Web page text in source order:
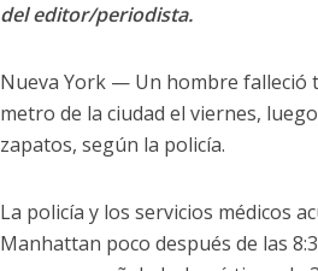
del editor/periodista.
Nueva York — Un hombre falleció
metro de la ciudad el viernes,
zapatos, según la policía.
La policía y los servicios médicos
Manhattan poco después de las